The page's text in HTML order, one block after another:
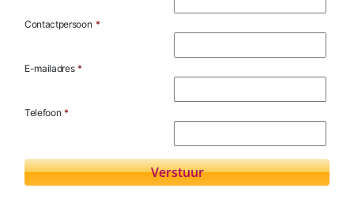
Contactpersoon *
E-mailadres *
Telefoon *